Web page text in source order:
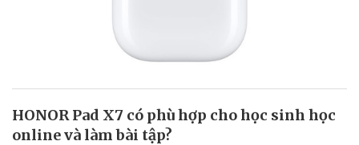
HONOR Pad X7 có phù hợp cho học sinh học
online và làm bài tập?